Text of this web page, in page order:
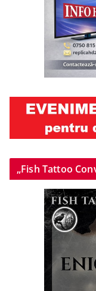
„Fish Tattoo